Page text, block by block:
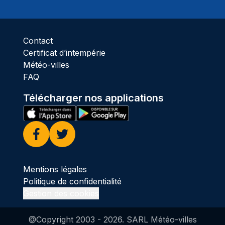
Contact
Certificat d’intempérie
Météo-villes
FAQ
Télécharger nos applications
Facebook
Twitter
Mentions légales
Politique de confidentialité
@Copyright 2003 - 2026. SARL Météo-villes